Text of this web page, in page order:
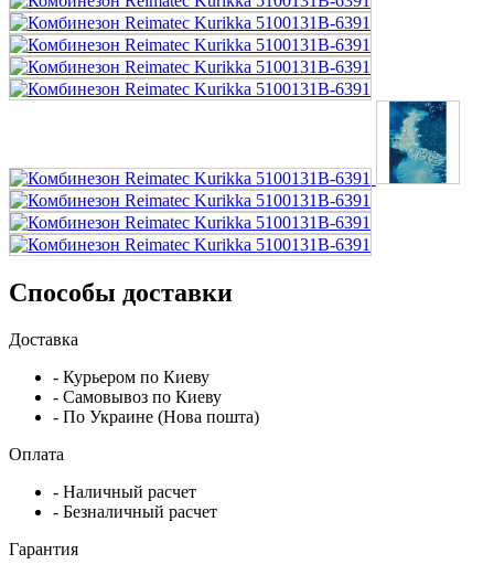
Способы доставки
Доставка
- Курьером по Киеву
- Самовывоз по Киеву
- По Украине (Нова пошта)
Оплата
- Наличный расчет
- Безналичный расчет
Гарантия